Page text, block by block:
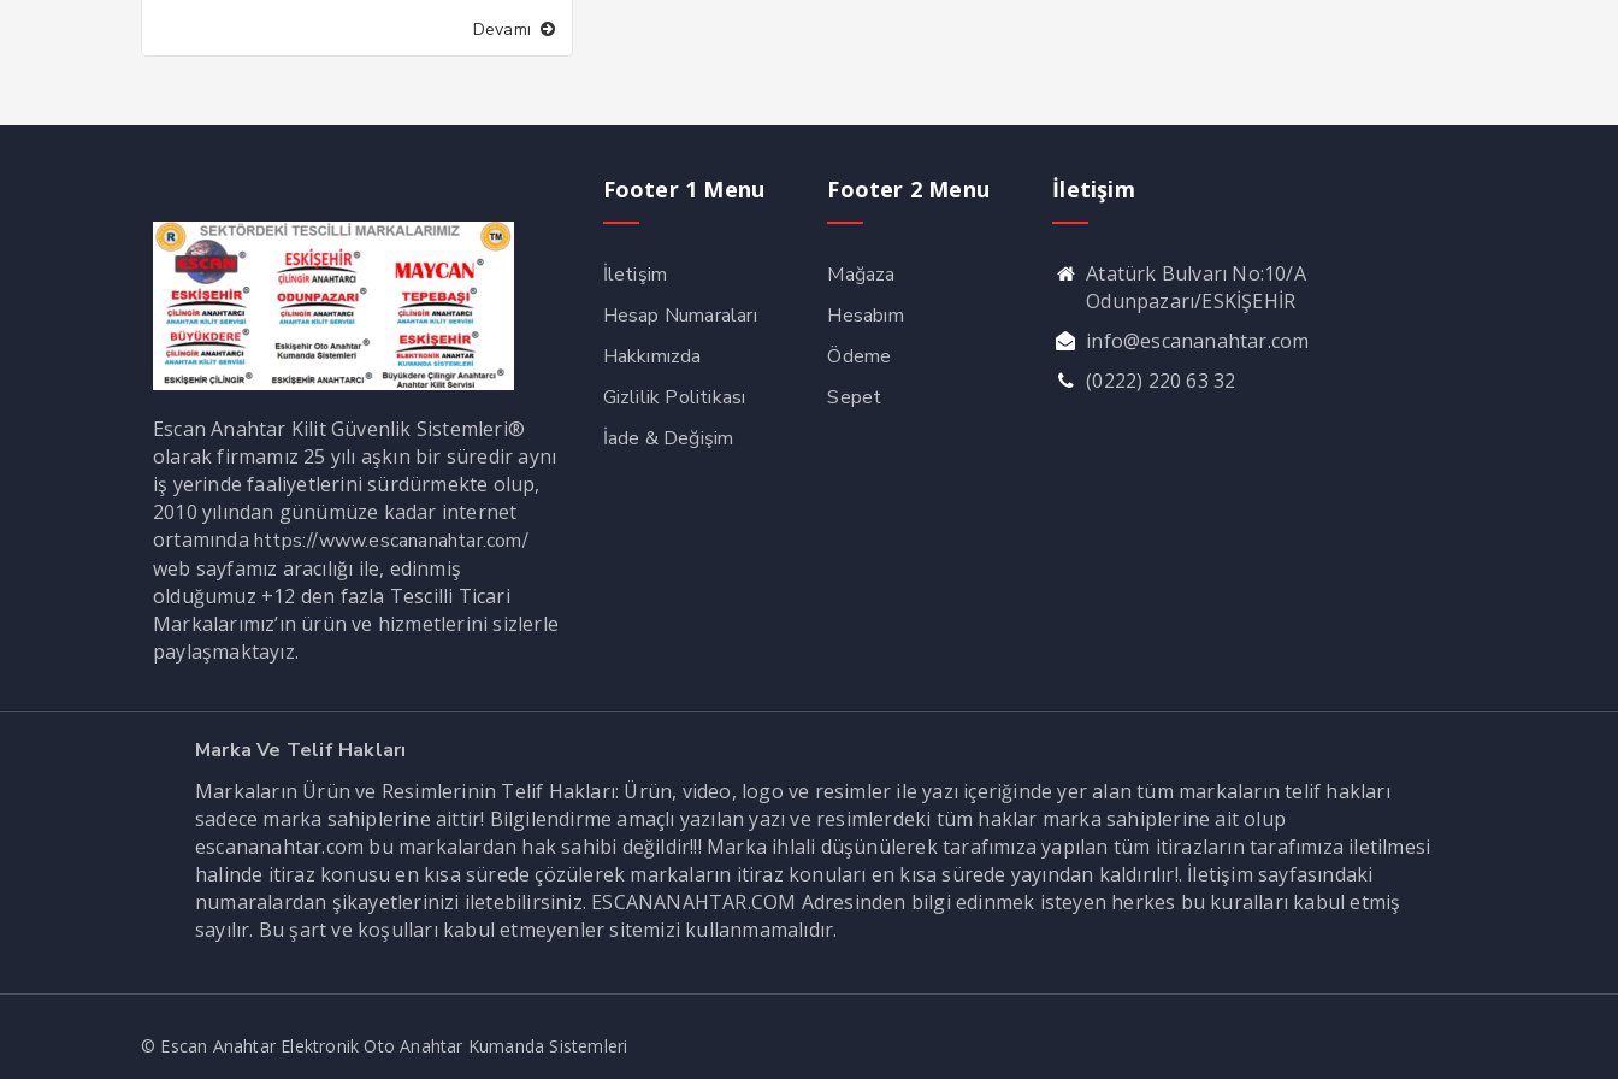
Devamı
Escan Anahtar Kilit Güvenlik Sistemleri®
olarak firmamız 25 yılı aşkın bir süredir aynı
iş yerinde faaliyetlerini sürdürmekte olup,
2010 yılından günümüze kadar internet
ortamında https://www.escananahtar.com/
web sayfamız aracılığı ile, edinmiş
olduğumuz +12 den fazla Tescilli Ticari
Markalarımız’ın ürün ve hizmetlerini sizlerle
paylaşmaktayız.
Footer 1 Menu
İletişim
Hesap Numaraları
Hakkımızda
Gizlilik Politikası
İade & Değişim
Footer 2 Menu
Mağaza
Hesabım
Ödeme
Sepet
İletişim
Atatürk Bulvarı No:10/A
Odunpazarı/ESKİŞEHİR
info@escananahtar.com
(0222) 220 63 32
Marka Ve Telif Hakları
Markaların Ürün ve Resimlerinin Telif Hakları: Ürün, video, logo ve resimler ile yazı içeriğinde yer alan tüm markaların telif hakları
sadece marka sahiplerine aittir! Bilgilendirme amaçlı yazılan yazı ve resimlerdeki tüm haklar marka sahiplerine ait olup
escananahtar.com bu markalardan hak sahibi değildir!!! Marka ihlali düşünülerek tarafımıza yapılan tüm itirazların tarafımıza iletilmesi
halinde itiraz konusu en kısa sürede çözülerek markaların itiraz konuları en kısa sürede yayından kaldırılır!. İletişim sayfasındaki
numaralardan şikayetlerinizi iletebilirsiniz. ESCANANAHTAR.COM Adresinden bilgi edinmek isteyen herkes bu kuralları kabul etmiş
sayılır. Bu şart ve koşulları kabul etmeyenler sitemizi kullanmamalıdır.
© Escan Anahtar Elektronik Oto Anahtar Kumanda Sistemleri